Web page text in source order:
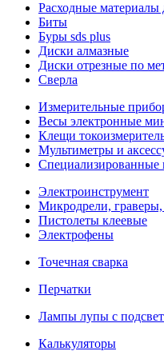
Расходные материалы
Биты
Буры sds plus
Диски алмазные
Диски отрезные по
Сверла
Измерительные
Весы электронные
Клещи
Мультиметры и
Специализированные
Электроинструмент
Микродрели, граверы,
Пистолеты клеевые
Электрофены
Точечная сварка
Перчатки
Лампы лупы с
Калькуляторы